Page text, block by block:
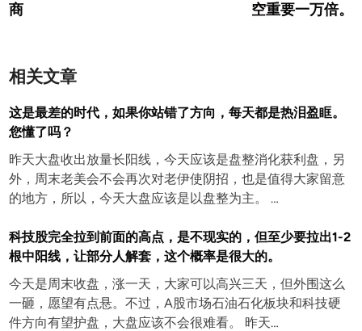
商
空重要一万倍。
相关文章
这是最差的时代，如果你站错了方向，每天都是热泪盈眶。
您懂了吗？
昨天大盘收出放量长阳线，今天应该是盘整消化获利盘，另
外，周末老美会不会再次对老伊使阴招，也是值得大家留意
的地方，所以，今天大盘应该是以盘整为主。 …
科技股完全拉到前面的高点，是不现实的，但至少要拉出1-2
根中阳线，让部分人解套，这个概率是很大的。
今天是周末收盘，涨一天，大家可以高兴三天，但外围这么
一砸，愿望有点悬。不过，A股市场石油石化板块和科技硬
件方向有望护盘，大盘应该不会很难看。 昨天…